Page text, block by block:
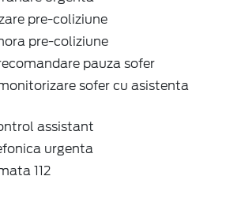
pre-coliziune
pre-coliziune
pauza sofer
sofer cu asistenta
assistant
urgenta
112